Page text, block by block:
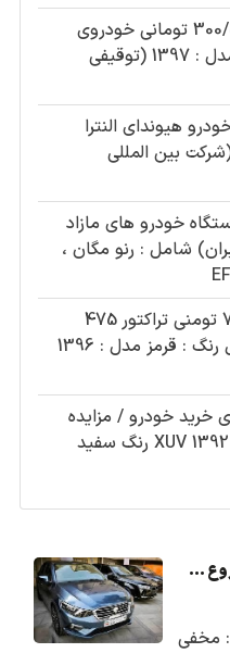
حراجی داغ 300/000/000 تومانی خودروی
تیبا 2 هاچ سفید بک مدل : 1397 (توقیفی
هیوندای النترا
سفید مدل ۲۰۱۴ (شرکت بین المللی
نام مزایده 3 دستگاه خودرو های مازاد
شامل : رنو مگان ،
مزایده 750/000/000 تومنی تراکتور 475
کشاورزی دو دیفرانسیل رنگ : قرمز مدل : 1396
خرید خودرو / مزایده
فروش پژو پارس مدل 1392 XUV رنگ سفید
مزایده 100 دستگاه ایرانخودرو شروع شد + لیست قیمت (تیر1405)
مخفی